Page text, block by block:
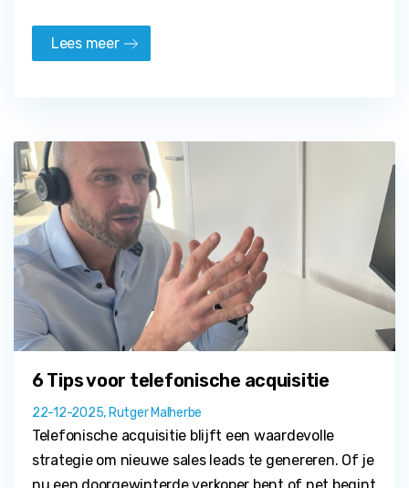
Lees meer
6 Tips voor telefonische acquisitie
22-12-2025, Rutger Malherbe
Telefonische acquisitie blijft een waardevolle
strategie om nieuwe sales leads te genereren. Of je